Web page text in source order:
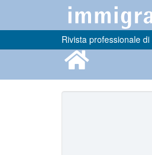
Rivista professionale